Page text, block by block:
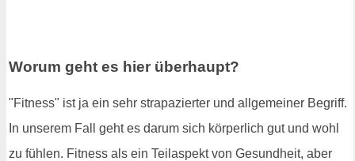
Worum geht es hier überhaupt?
"Fitness" ist ja ein sehr strapazierter und allgemeiner Begriff.
In unserem Fall geht es darum sich körperlich gut und wohl
zu fühlen. Fitness als ein Teilaspekt von Gesundheit, aber